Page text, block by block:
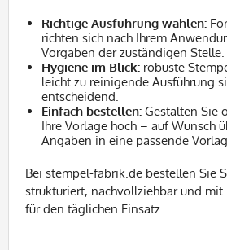
Richtige Ausführung wählen:
richten sich nach Ihrem
Vorgaben der zuständigen Stelle.
Hygiene im Blick: robuste
leicht zu reinigende Ausführung
entscheidend.
Einfach bestellen: Gestalten Sie
Ihre Vorlage hoch – auf Wunsch
Angaben in eine passende
Bei stempel-fabrik.de bestellen Sie
strukturiert, nachvollziehbar und mit
für den täglichen Einsatz.